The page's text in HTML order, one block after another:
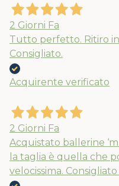
2 Giorni Fa
Tutto perfetto. Ritiro
Consigliato.
Acquirente verificato
2 Giorni Fa
Acquistato ballerine
la taglia è quella che
velocissima. Consigliato
Nuovi
Spedizioni
chiusura solo